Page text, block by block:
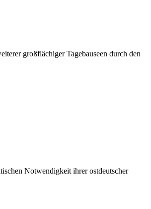
großflächiger Tagebauseen durch den
Notwendigkeit ihrer ostdeutscher